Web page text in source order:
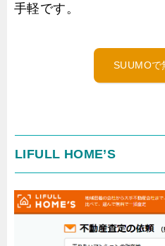
手軽です。
SUUMOで
LIFULL HOME’S